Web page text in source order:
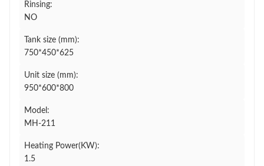
Rinsing:
NO
Tank size (mm):
750*450*625
Unit size (mm):
950*600*800
Model:
MH-211
Heating Power(KW):
1.5